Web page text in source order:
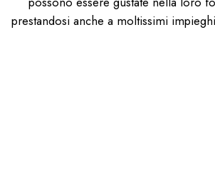
prestandosi anche a moltissimi